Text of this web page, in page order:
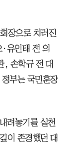
장으로 치러진
유인태 전 의
, 손학규 전 대
부는 국민훈장
려놓기를 실천
이 존경했던 대